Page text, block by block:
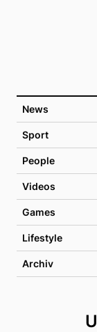
News
Sport
People
Videos
Games
Lifestyle
Archiv